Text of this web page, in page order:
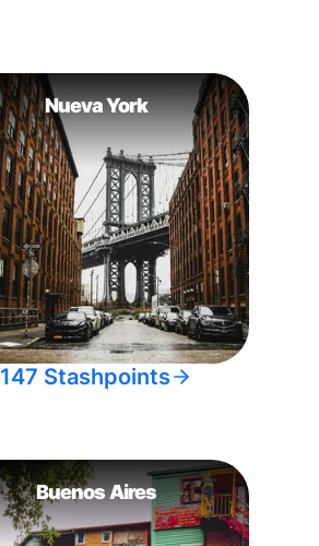
Nueva York
147 Stashpoints
Buenos Aires